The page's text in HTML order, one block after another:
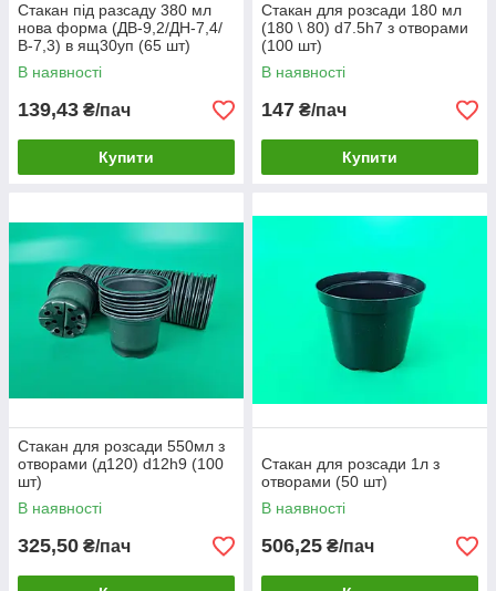
Стакан під разсаду 380 мл
нова форма (ДВ-9,2/ДН-7,4/
В-7,3) в ящ30уп (65 шт)
В наявності
139,43 ₴/пач
Купити
Стакан для розсади 180 мл
(180 \ 80) d7.5h7 з отворами
(100 шт)
В наявності
147 ₴/пач
Купити
Стакан для розсади 550мл з
отворами (д120) d12h9 (100
шт)
В наявності
325,50 ₴/пач
Стакан для розсади 1л з
отворами (50 шт)
В наявності
506,25 ₴/пач